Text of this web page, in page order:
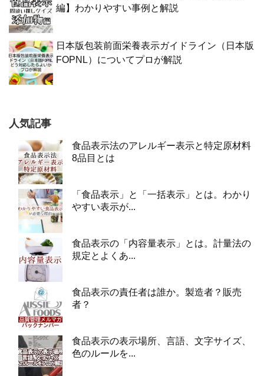
編】わかりやすい事例と解説
日本版包装前面栄養表示ガイドライン（日本版
FOPNL）についてプロが解説
人気記事
食品表示法のアレルギー表示と特定原材料
8品目とは
「食品表示」と「一括表示」とは。わかり
やすい表示が...
食品表示の「内容量表示」とは。計量法の
規定とよくあ...
食品表示の責任者は誰か。製造者？販売
者？
食品表示の表示場所、言語、文字サイズ、
色のルールを...